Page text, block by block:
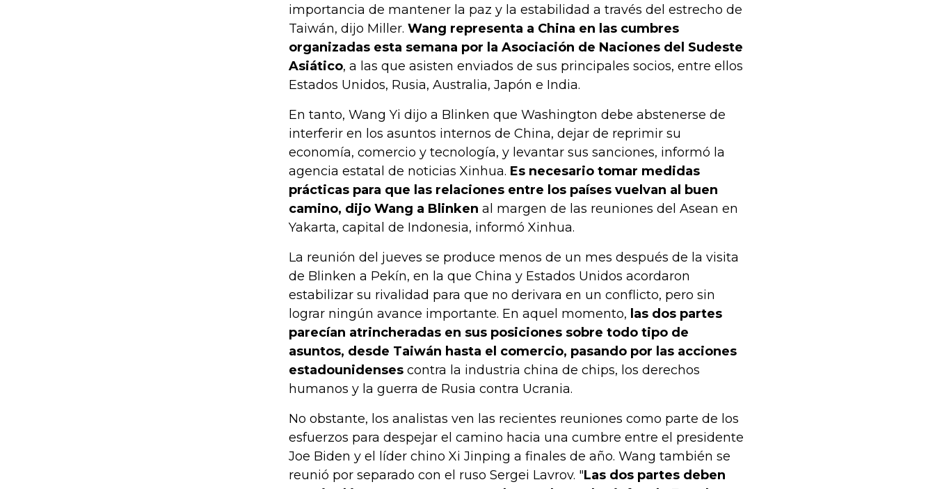
importancia de mantener la paz y la estabilidad a través del estrecho de
Taiwán, dijo Miller. Wang representa a China en las cumbres
organizadas esta semana por la Asociación de Naciones del Sudeste
Asiático, a las que asisten enviados de sus principales socios, entre ellos
Estados Unidos, Rusia, Australia, Japón e India.
En tanto, Wang Yi dijo a Blinken que Washington debe abstenerse de
interferir en los asuntos internos de China, dejar de reprimir su
economía, comercio y tecnología, y levantar sus sanciones, informó la
agencia estatal de noticias Xinhua. Es necesario tomar medidas
prácticas para que las relaciones entre los países vuelvan al buen
camino, dijo Wang a Blinken al margen de las reuniones del Asean en
Yakarta, capital de Indonesia, informó Xinhua.
La reunión del jueves se produce menos de un mes después de la visita
de Blinken a Pekín, en la que China y Estados Unidos acordaron
estabilizar su rivalidad para que no derivara en un conflicto, pero sin
lograr ningún avance importante. En aquel momento, las dos partes
parecían atrincheradas en sus posiciones sobre todo tipo de
asuntos, desde Taiwán hasta el comercio, pasando por las acciones
estadounidenses contra la industria china de chips, los derechos
humanos y la guerra de Rusia contra Ucrania.
No obstante, los analistas ven las recientes reuniones como parte de los
esfuerzos para despejar el camino hacia una cumbre entre el presidente
Joe Biden y el líder chino Xi Jinping a finales de año. Wang también se
reunió por separado con el ruso Sergei Lavrov. "Las dos partes deben